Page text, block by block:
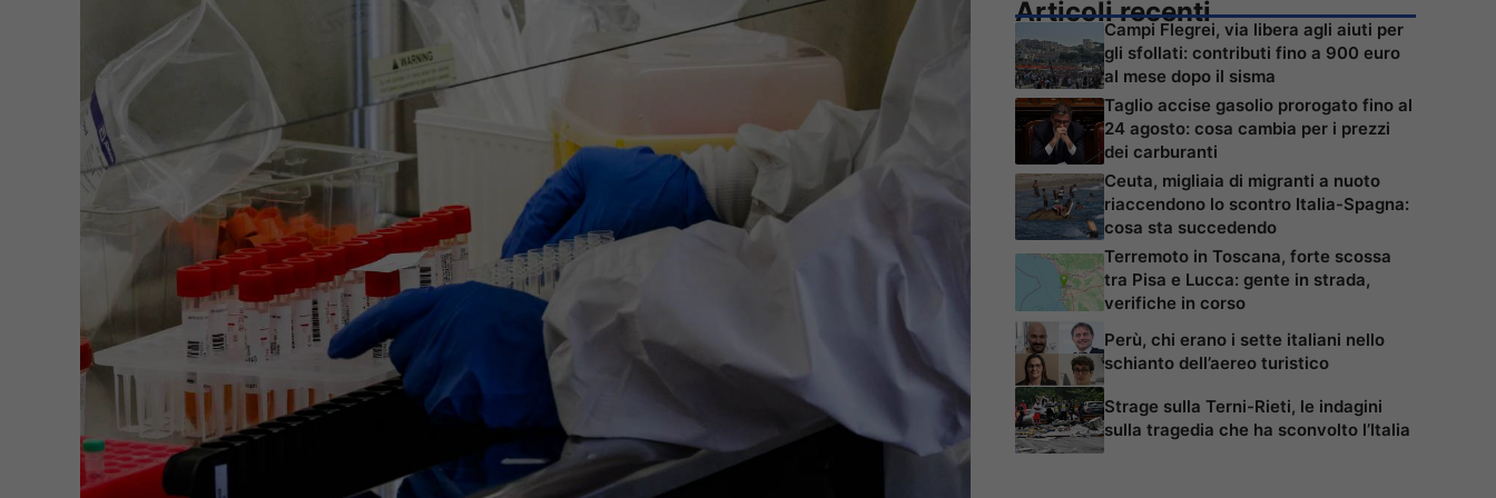
Articoli recenti
Campi Flegrei, via libera agli aiuti per
gli sfollati: contributi fino a 900 euro
al mese dopo il sisma
Taglio accise gasolio prorogato fino al
24 agosto: cosa cambia per i prezzi
dei carburanti
Ceuta, migliaia di migranti a nuoto
riaccendono lo scontro Italia-Spagna:
cosa sta succedendo
Terremoto in Toscana, forte scossa
tra Pisa e Lucca: gente in strada,
verifiche in corso
Perù, chi erano i sette italiani nello
schianto dell’aereo turistico
Strage sulla Terni-Rieti, le indagini
sulla tragedia che ha sconvolto l’Italia